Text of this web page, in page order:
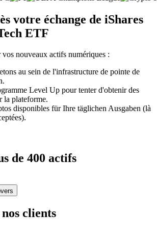
votre échange de iShares
ETF
nouveaux actifs numériques :
au sein de l'infrastructure de pointe de
Level Up pour tenter d'obtenir des
la plateforme.
disponibles für Ihre täglichen Ausgaben (là
de 400 actifs
clients